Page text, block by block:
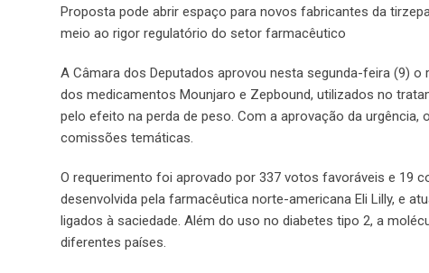
Proposta pode abrir espaço para novos fabricantes da
meio ao rigor regulatório do setor farmacêutico
A Câmara dos Deputados aprovou nesta segunda-feira (9)
dos medicamentos Mounjaro e Zepbound, utilizados no
pelo efeito na perda de peso. Com a aprovação da
comissões temáticas.
O requerimento foi aprovado por 337 votos favoráveis e 19
desenvolvida pela farmacêutica norte-americana Eli Lilly, e
ligados à saciedade. Além do uso no diabetes tipo 2, a
diferentes países.